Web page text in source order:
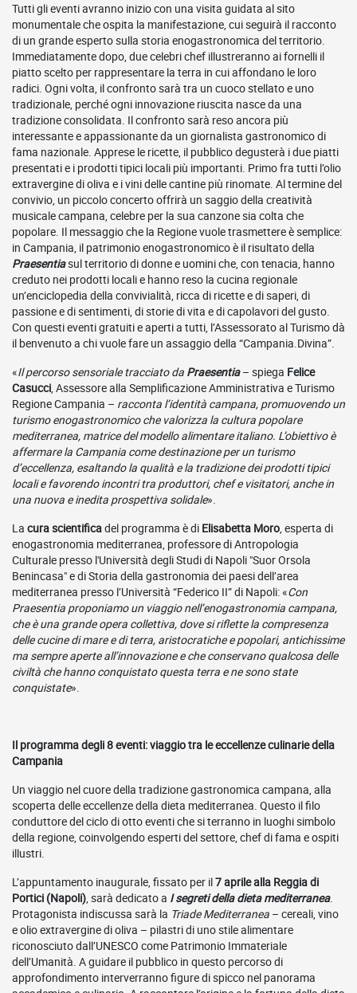
Tutti gli eventi avranno inizio con una visita guidata al sito
monumentale che ospita la manifestazione, cui seguirà il racconto
di un grande esperto sulla storia enogastronomica del territorio.
Immediatamente dopo, due celebri chef illustreranno ai fornelli il
piatto scelto per rappresentare la terra in cui affondano le loro
radici. Ogni volta, il confronto sarà tra un cuoco stellato e uno
tradizionale, perché ogni innovazione riuscita nasce da una
tradizione consolidata. Il confronto sarà reso ancora più
interessante e appassionante da un giornalista gastronomico di
fama nazionale. Apprese le ricette, il pubblico degusterà i due piatti
presentati e i prodotti tipici locali più importanti. Primo fra tutti l’olio
extravergine di oliva e i vini delle cantine più rinomate. Al termine del
convivio, un piccolo concerto offrirà un saggio della creatività
musicale campana, celebre per la sua canzone sia colta che
popolare. Il messaggio che la Regione vuole trasmettere è semplice:
in Campania, il patrimonio enogastronomico è il risultato della
Praesentiasul territorio di donne e uomini che, con tenacia, hanno
creduto nei prodotti locali e hanno reso la cucina regionale
un’enciclopedia della convivialità, ricca di ricette e di saperi, di
passione e di sentimenti, di storie di vita e di capolavori del gusto.
Con questi eventi gratuiti e aperti a tutti, l’Assessorato al Turismo dà
il benvenuto a chi vuole fare un assaggio della “Campania.Divina”.
«Il percorso sensoriale tracciato da Praesentia– spiega Felice
Casucci, Assessore alla Semplificazione Amministrativa e Turismo
Regione Campania – racconta l’identità campana, promuovendo un
turismo enogastronomico che valorizza la cultura popolare
mediterranea, matrice del modello alimentare italiano. L’obiettivo è
affermare la Campania come destinazione per un turismo
d’eccellenza, esaltando la qualità e la tradizione dei prodotti tipici
locali e favorendo incontri tra produttori, chef e visitatori, anche in
una nuova e inedita prospettiva solidale».
La cura scientificadel programma è di Elisabetta Moro, esperta di
enogastronomia mediterranea, professore di Antropologia
Culturale presso l'Università degli Studi di Napoli "Suor Orsola
Benincasa" e di Storia della gastronomia dei paesi dell’area
mediterranea presso l’Università “Federico II” di Napoli: «Con
Praesentia proponiamo un viaggio nell’enogastronomia campana,
che è una grande opera collettiva, dove si riflette la compresenza
delle cucine di mare e di terra, aristocratiche e popolari, antichissime
ma sempre aperte all’innovazione e che conservano qualcosa delle
civiltà che hanno conquistato questa terra e ne sono state
conquistate».
Il programma degli 8 eventi: viaggio tra le eccellenze culinarie della
Campania
Un viaggio nel cuore della tradizione gastronomica campana, alla
scoperta delle eccellenze della dieta mediterranea. Questo il filo
conduttore del ciclo di otto eventi che si terranno in luoghi simbolo
della regione, coinvolgendo esperti del settore, chef di fama e ospiti
illustri.
L’appuntamento inaugurale, fissato per il7 aprile alla Reggia di
Portici (Napoli), sarà dedicato a I segreti della dieta mediterranea.
Protagonista indiscussa sarà la Triade Mediterranea – cereali, vino
e olio extravergine di oliva – pilastri di uno stile alimentare
riconosciuto dall’UNESCO come Patrimonio Immateriale
dell’Umanità. A guidare il pubblico in questo percorso di
approfondimento interverranno figure di spicco nel panorama